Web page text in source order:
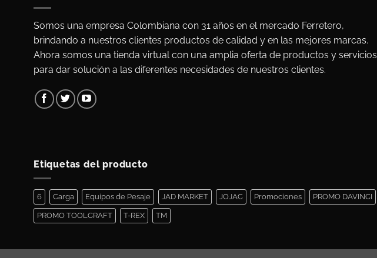
Somos una empresa Colombiana con 31 años en el mercado Ferretero,
brindando a nuestros clientes productos de calidad y en las mejores marcas.
Ahora somos una tienda virtual con una amplia oferta de productos y servicios
para dar solución a las diferentes necesidades de nuestros clientes.
Etiquetas del producto
6 Carga Equipos de Pesaje JAD MARKET JOJAC Promociones PROMO DAVINCI
PROMO TOOLCRAFT T-REX TM